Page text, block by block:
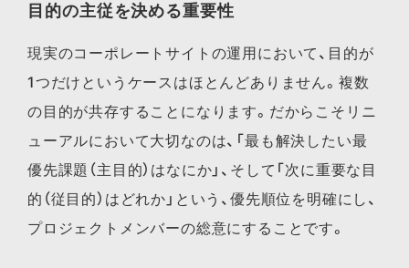
目的の主従を決める重要性
現実のコーポレートサイトの運用において、目的が
1つだけというケースはほとんどありません。複数
の目的が共存することになります。だからこそリニ
ューアルにおいて大切なのは、「最も解決したい最
優先課題（主目的）はなにか」、そして「次に重要な目
的（従目的）はどれか」という、優先順位を明確にし、
プロジェクトメンバーの総意にすることです。